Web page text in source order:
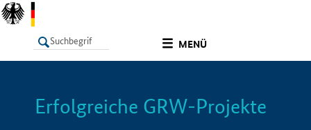
MENÜ
LISTE Info
Erfolgreiche GRW-Projekte